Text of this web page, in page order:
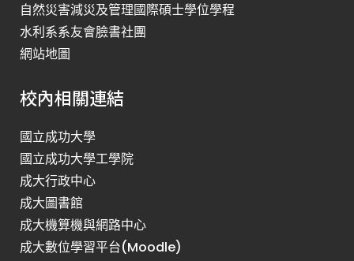
自然災害減災及管理國際碩士學位學程
水利系系友會臉書社團
網站地圖
校內相關連結
國立成功大學
國立成功大學工學院
成大行政中心
成大圖書館
成大機算機與網路中心
成大數位學習平台(Moodle)